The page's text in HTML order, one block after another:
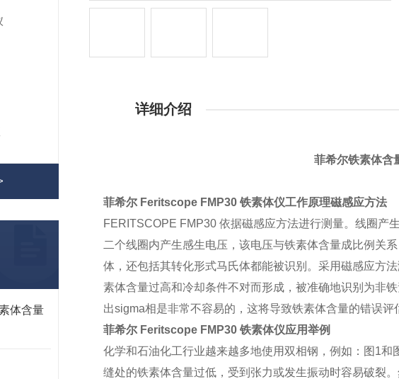
体含量
详细介绍
菲希尔铁素体含
菲希尔 Feritscope FMP30 铁素体仪工作原理磁感应方法
FERITSCOPE FMP30 依据磁感应方法进行测量。线圈产
二个线圈内产生感生电压，该电压与铁素体含量成比例关
体，还包括其转化形式马氏体都能被识别。采用磁感应方
素体含量过高和冷却条件不对而形成，被准确地识别为非
出sigma相是非常不容易的，这将导致铁素体含量的错误评
菲希尔 Feritscope FMP30 铁素体仪应用举例
化学和石油化工行业越来越多地使用双相钢，例如：图1
缝处的铁素体含量过低，受到张力或发生振动时容易破裂